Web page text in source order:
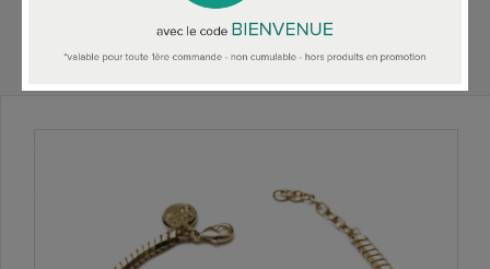
TOUS LES BRACELETS
Judith Benita bracelet Infini Pétrole